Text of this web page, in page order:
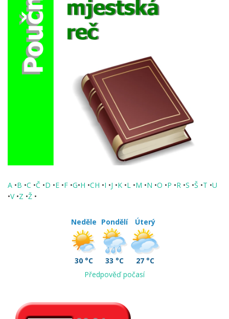
A •B •C •Č •D •E •F •G•H •CH •I •J •K •L •M •N •O •P •R •S •Š •T •U
•V •Z •Ž •
Neděle
30 °C
Pondělí
33 °C
Úterý
27 °C
Předpověď počasí